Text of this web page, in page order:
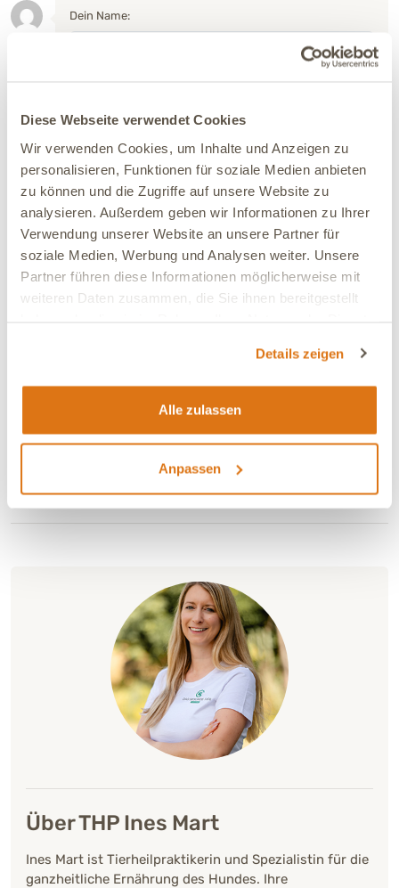
Diese Webseite verwendet Cookies
Wir verwenden Cookies, um Inhalte und Anzeigen zu
personalisieren, Funktionen für soziale Medien anbieten
zu können und die Zugriffe auf unsere Website zu
analysieren. Außerdem geben wir Informationen zu Ihrer
Verwendung unserer Website an unsere Partner für
soziale Medien, Werbung und Analysen weiter. Unsere
Partner führen diese Informationen möglicherweise mit
weiteren Daten zusammen, die Sie ihnen bereitgestellt
Details zeigen
Alle zulassen
Anpassen
Dein Name:
Deine Website (optional):
Dein Kommentar:
Absenden
Über THP Ines Mart
Ines Mart ist Tierheilpraktikerin und Spezialistin für die
ganzheitliche Ernährung des Hundes. Ihre